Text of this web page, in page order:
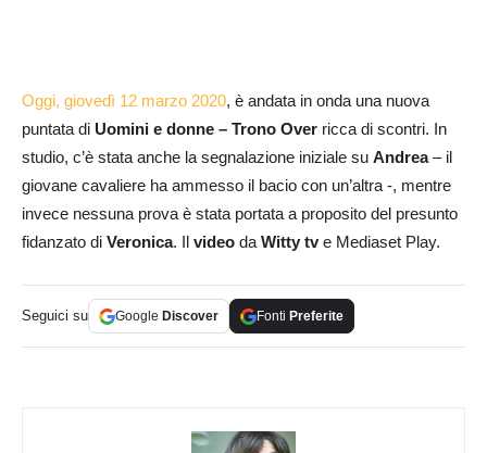
Oggi, giovedì 12 marzo 2020, è andata in onda una nuova
puntata di Uomini e donne – Trono Over ricca di scontri. In
studio, c’è stata anche la segnalazione iniziale su Andrea– il
giovane cavaliere ha ammesso il bacio con un’altra -, mentre
invece nessuna prova è stata portata a proposito del presunto
fidanzato di Veronica. Il video daWitty tve Mediaset Play.
Seguici su Google Discover Fonti Preferite